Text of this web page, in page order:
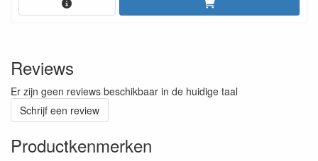
Reviews
Er zijn geen reviews beschikbaar in de huidige taal
Schrijf een review
Productkenmerken